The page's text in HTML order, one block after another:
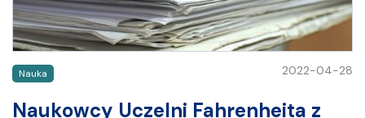
Nauka 2022-04-28
Naukowcy Uczelni Fahrenheita z